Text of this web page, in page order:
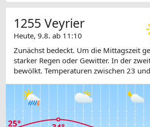
1255 Veyrier
Heute, 9.8. ab 11:10
Zunächst bedeckt. Um die Mittagszeit
starker Regen oder Gewitter. In der
bewölkt. Temperaturen zwischen 23